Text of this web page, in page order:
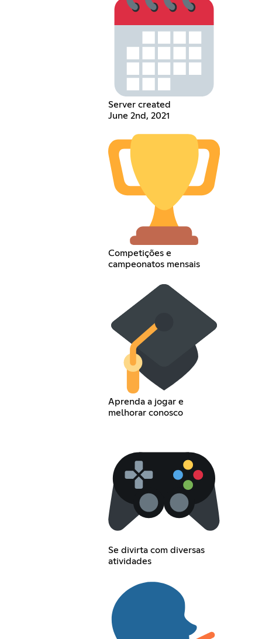
Server created
June 2nd, 2021
Competições e
campeonatos mensais
Aprenda a jogar e
melhorar conosco
Se divirta com diversas
atividades